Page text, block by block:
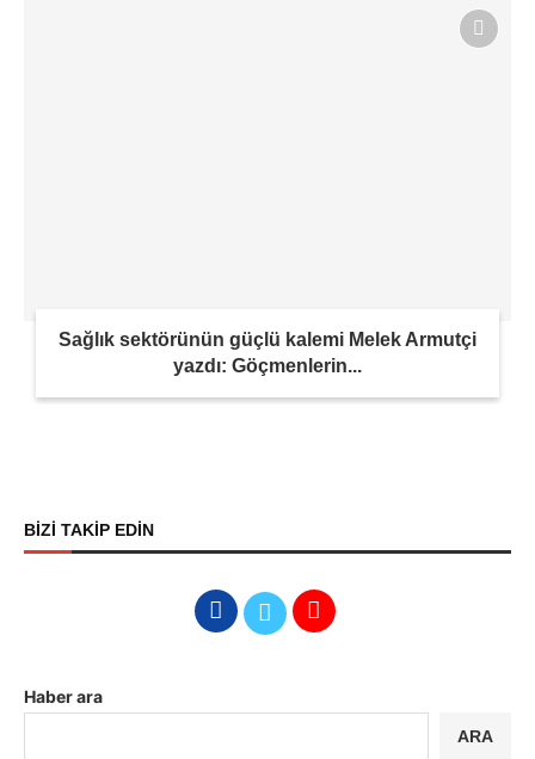
Sağlık sektörünün güçlü kalemi Melek Armutçi
yazdı: Göçmenlerin...
BİZİ TAKİP EDİN
Haber ara
ARA